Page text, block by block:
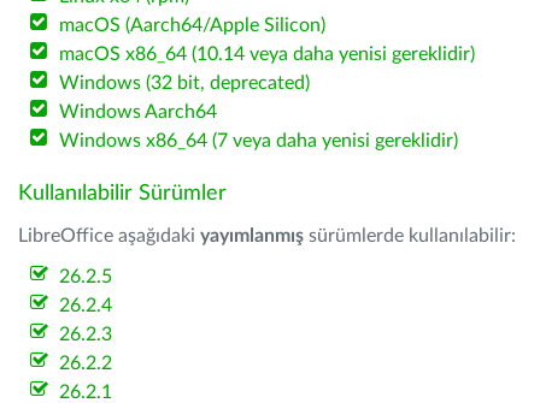
macOS (Aarch64/Apple Silicon)
macOS x86_64 (10.14 veya daha yenisi gereklidir)
Windows (32 bit, deprecated)
Windows Aarch64
Windows x86_64 (7 veya daha yenisi gereklidir)
Kullanılabilir Sürümler
LibreOffice aşağıdaki yayımlanmış sürümlerde kullanılabilir:
26.2.5
26.2.4
26.2.3
26.2.2
26.2.1